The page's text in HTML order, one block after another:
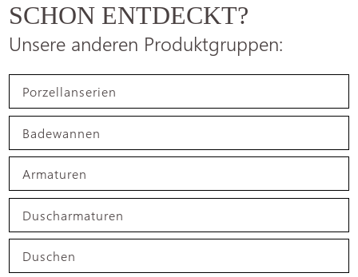
SCHON ENTDECKT?
Unsere anderen Produktgruppen:
Porzellanserien
Badewannen
Armaturen
Duscharmaturen
Duschen